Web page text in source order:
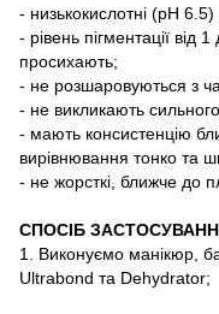
- низькокислотні (pH
- рівень пігментації
просихають;
- не розшаровуються з
- не викликають
- мають консистенцію
вирівнювання тонко та
- не жорсткі, ближче до
СПОСІБ
1. Виконуємо манікюр,
Ultrabond та Dehydrator;